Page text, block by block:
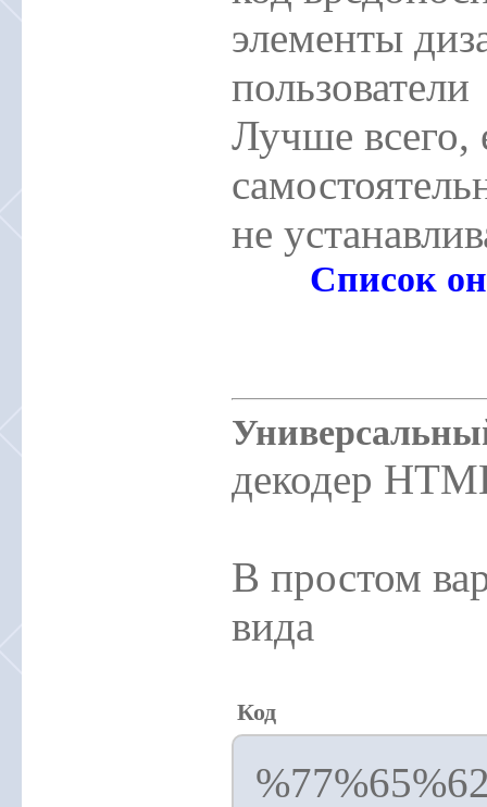
элементы
пользователи
Лучше всего,
не
Список
декодер
В простом
вида
Код